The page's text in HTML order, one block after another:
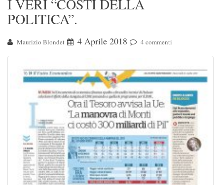
I VERI “COSTI DELLA
POLITICA”.
Maurizio Blondet 4 Aprile 2018 4 commenti